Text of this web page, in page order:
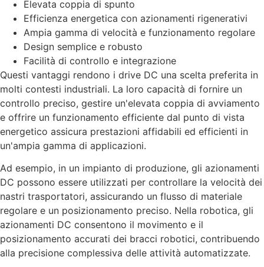
Elevata coppia di spunto
Efficienza energetica con azionamenti rigenerativi
Ampia gamma di velocità e funzionamento regolare
Design semplice e robusto
Facilità di controllo e integrazione
Questi vantaggi rendono i drive DC una scelta preferita in
molti contesti industriali. La loro capacità di fornire un
controllo preciso, gestire un'elevata coppia di avviamento
e offrire un funzionamento efficiente dal punto di vista
energetico assicura prestazioni affidabili ed efficienti in
un'ampia gamma di applicazioni.
Ad esempio, in un impianto di produzione, gli azionamenti
DC possono essere utilizzati per controllare la velocità dei
nastri trasportatori, assicurando un flusso di materiale
regolare e un posizionamento preciso. Nella robotica, gli
azionamenti DC consentono il movimento e il
posizionamento accurati dei bracci robotici, contribuendo
alla precisione complessiva delle attività automatizzate.